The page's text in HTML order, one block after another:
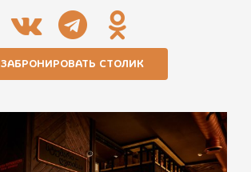
ЗАБРОНИРОВАТЬ СТОЛИК